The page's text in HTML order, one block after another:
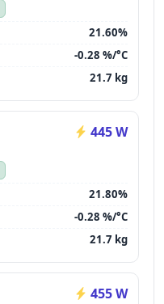
21.60%
-0.28 %/°C
21.7 kg
445 W
21.80%
-0.28 %/°C
21.7 kg
455 W